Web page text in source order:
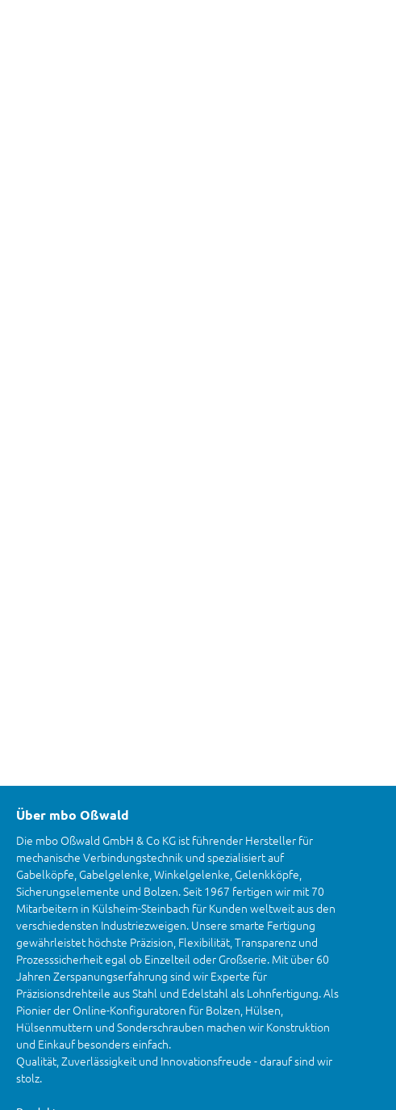
Über mbo Oßwald
Die mbo Oßwald GmbH & Co KG ist führender Hersteller für
mechanische Verbindungstechnik und spezialisiert auf
Gabelköpfe, Gabelgelenke, Winkelgelenke, Gelenkköpfe,
Sicherungselemente und Bolzen. Seit 1967 fertigen wir mit 70
Mitarbeitern in Külsheim-Steinbach für Kunden weltweit aus den
verschiedensten Industriezweigen. Unsere smarte Fertigung
gewährleistet höchste Präzision, Flexibilität, Transparenz und
Prozesssicherheit egal ob Einzelteil oder Großserie. Mit über 60
Jahren Zerspanungserfahrung sind wir Experte für
Präzisionsdrehteile aus Stahl und Edelstahl als Lohnfertigung. Als
Pionier der Online-Konfiguratoren für Bolzen, Hülsen,
Hülsenmuttern und Sonderschrauben machen wir Konstruktion
und Einkauf besonders einfach.
Qualität, Zuverlässigkeit und Innovationsfreude - darauf sind wir
stolz.